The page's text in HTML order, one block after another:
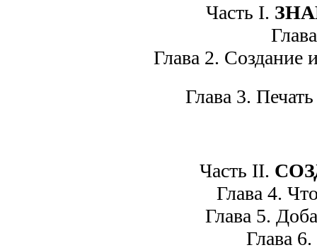
Часть I.
Глава 2. Создание
Глава 3.
Часть II.
Глава 4.
Глава 5.
Глава 6.